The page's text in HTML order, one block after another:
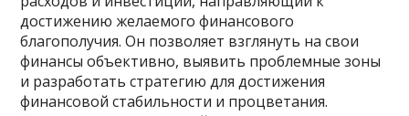
достижению желаемого финансового
благополучия. Он позволяет взглянуть на свои
финансы объективно, выявить проблемные зоны
и разработать стратегию для достижения
финансовой стабильности и процветания.